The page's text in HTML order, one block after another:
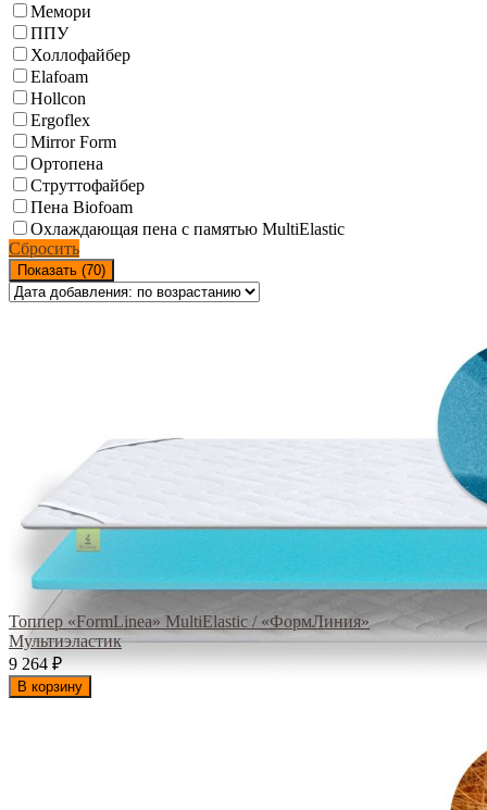
Мемори
ППУ
Холлофайбер
Elafoam
Hollcon
Ergoflex
Mirror Form
Ортопена
Струттофайбер
Пена Biofoam
Охлаждающая пена с памятью MultiElastic
Сбросить
Показать (70)
Топпер «FormLinea» MultiElastic / «ФормЛиния»
Мультиэластик
9 264 ₽
В корзину